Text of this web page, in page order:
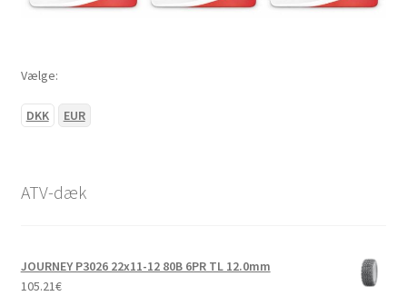
Vælge:
DKK EUR
ATV-dæk
JOURNEY P3026 22x11-12 80B 6PR TL 12.0mm
105.21€